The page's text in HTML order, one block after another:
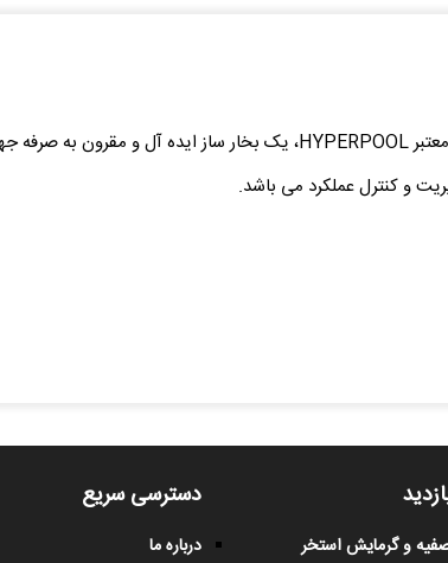
و گرمایش استخر
دسترسی سریع
درباره ما